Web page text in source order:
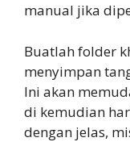
manual jika
Buatlah folder
menyimpan
Ini akan
di kemudian
dengan jelas,